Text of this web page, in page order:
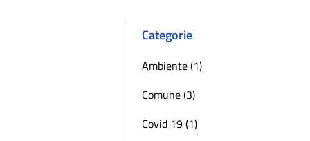
Categorie
Ambiente (1)
Comune (3)
Covid 19 (1)